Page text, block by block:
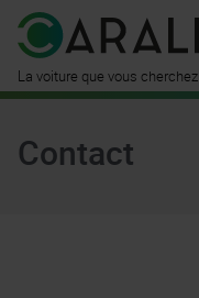
La voiture que vous cherchez
Contact